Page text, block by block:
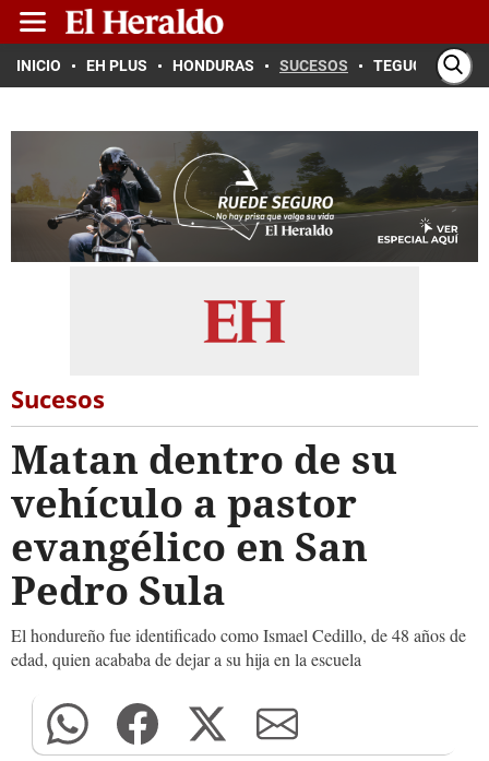
INICIO EH PLUS HONDURAS SUCESOS TEGUCIGALPA
Sucesos
Matan dentro de su
vehículo a pastor
evangélico en San
Pedro Sula
El hondureño fue identificado como Ismael Cedillo, de 48 años de
edad, quien acababa de dejar a su hija en la escuela